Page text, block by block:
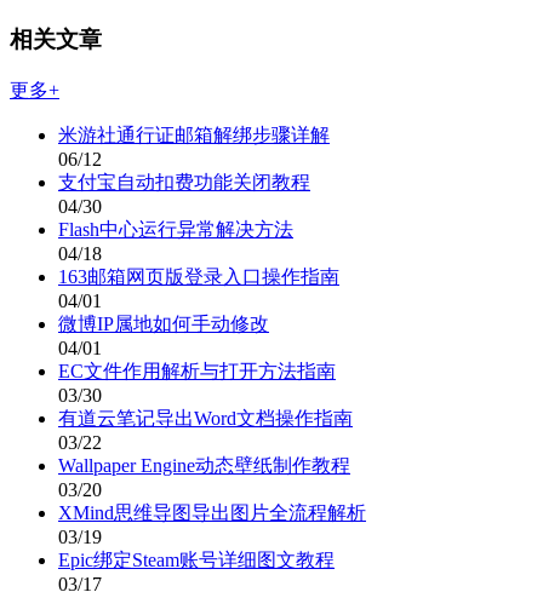
相关文章
更多+
米游社通行证邮箱解绑步骤详解
06/12
支付宝自动扣费功能关闭教程
04/30
Flash中心运行异常解决方法
04/18
163邮箱网页版登录入口操作指南
04/01
微博IP属地如何手动修改
04/01
EC文件作用解析与打开方法指南
03/30
有道云笔记导出Word文档操作指南
03/22
Wallpaper Engine动态壁纸制作教程
03/20
XMind思维导图导出图片全流程解析
03/19
Epic绑定Steam账号详细图文教程
03/17